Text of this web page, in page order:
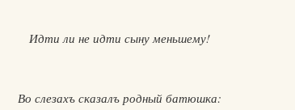
Идти ли не идти сыну меньшему!
Во слезахъ сказалъ родный батюшка: